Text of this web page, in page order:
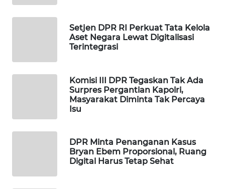
Setjen DPR RI Perkuat Tata Kelola
Aset Negara Lewat Digitalisasi
Terintegrasi
Komisi III DPR Tegaskan Tak Ada
Surpres Pergantian Kapolri,
Masyarakat Diminta Tak Percaya
Isu
DPR Minta Penanganan Kasus
Bryan Ebem Proporsional, Ruang
Digital Harus Tetap Sehat
SELATAN
WN
LABUHANBATU